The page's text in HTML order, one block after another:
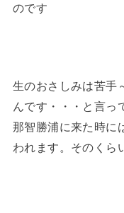
のです
生のおさしみは苦手
んです・・・と言っ
那智勝浦に来た時に
われます。そのくら